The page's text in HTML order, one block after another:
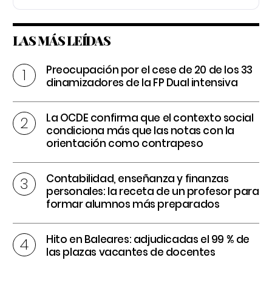
LAS MÁS LEÍDAS
Preocupación por el cese de 20 de los 33
dinamizadores de la FP Dual intensiva
La OCDE confirma que el contexto social
condiciona más que las notas con la
orientación como contrapeso
Contabilidad, enseñanza y finanzas
personales: la receta de un profesor para
formar alumnos más preparados
Hito en Baleares: adjudicadas el 99 % de
las plazas vacantes de docentes